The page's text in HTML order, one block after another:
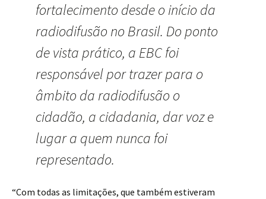
fortalecimento desde o início da
radiodifusão no Brasil. Do ponto
de vista prático, a EBC foi
responsável por trazer para o
âmbito da radiodifusão o
cidadão, a cidadania, dar voz e
lugar a quem nunca foi
representado.
“Com todas as limitações, que também estiveram